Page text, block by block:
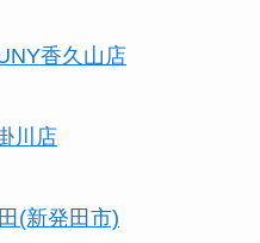
香久山店
川店
(新発田市)